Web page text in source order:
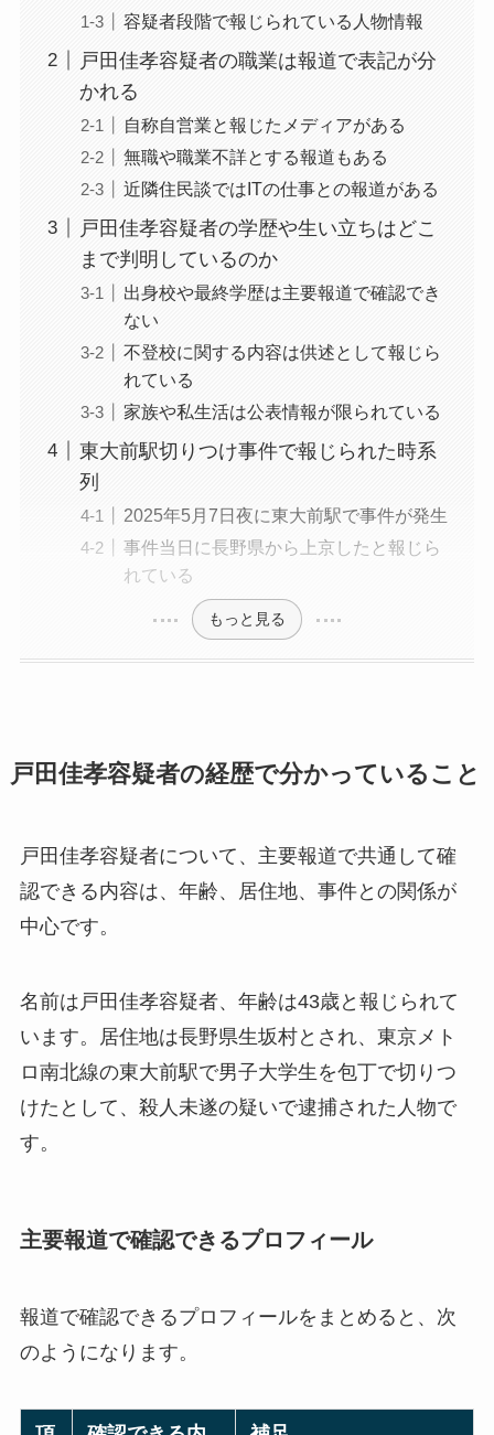
容疑者段階で報じられている人物情報
戸田佳孝容疑者の職業は報道で表記が分
かれる
自称自営業と報じたメディアがある
無職や職業不詳とする報道もある
近隣住民談ではITの仕事との報道がある
戸田佳孝容疑者の学歴や生い立ちはどこ
まで判明しているのか
出身校や最終学歴は主要報道で確認でき
ない
不登校に関する内容は供述として報じら
れている
家族や私生活は公表情報が限られている
東大前駅切りつけ事件で報じられた時系
列
2025年5月7日夜に東大前駅で事件が発生
事件当日に長野県から上京したと報じら
れている
もっと見る
戸田佳孝容疑者の経歴で分かっていること
戸田佳孝容疑者について、主要報道で共通して確
認できる内容は、年齢、居住地、事件との関係が
中心です。
名前は戸田佳孝容疑者、年齢は43歳と報じられて
います。居住地は長野県生坂村とされ、東京メト
ロ南北線の東大前駅で男子大学生を包丁で切りつ
けたとして、殺人未遂の疑いで逮捕された人物で
す。
主要報道で確認できるプロフィール
報道で確認できるプロフィールをまとめると、次
のようになります。